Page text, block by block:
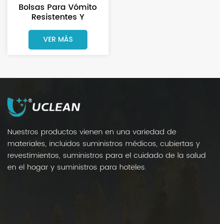
Bolsas Para Vómito
Resistentes Y
Duraderas Para
Atención De
Emergencia
VER MÁS
Nuestros productos vienen en una variedad de
materiales, incluidos suministros médicos, cubiertas y
revestimientos, suministros para el cuidado de la salud
en el hogar y suministros para hoteles.